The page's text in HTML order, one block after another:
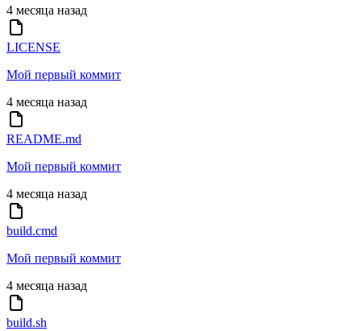
4 месяца назад
LICENSE
Мой первый коммит
4 месяца назад
README.md
Мой первый коммит
4 месяца назад
build.cmd
Мой первый коммит
4 месяца назад
build.sh